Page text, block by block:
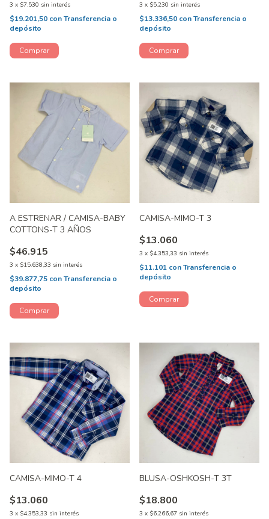
3 x $7.530 sin interés
$19.201,50 conTransferencia o
depósito
3 x $5.230 sin interés
$13.336,50 conTransferencia o
depósito
A ESTRENAR / CAMISA-BABY
COTTONS-T 3 AÑOS
$46.915
3 x $15.638,33 sin interés
$39.877,75 conTransferencia o
depósito
CAMISA-MIMO-T 3
$13.060
3 x $4.353,33 sin interés
$11.101 conTransferencia o
depósito
CAMISA-MIMO-T 4
$13.060
3 x $4.353,33 sin interés
BLUSA-OSHKOSH-T 3T
$18.800
3 x $6.266,67 sin interés